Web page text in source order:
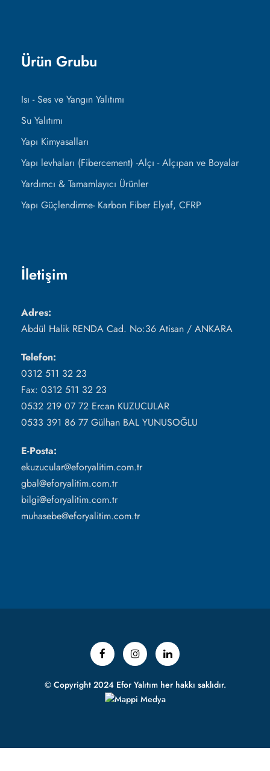
Ürün Grubu
Isı - Ses ve Yangın Yalıtımı
Su Yalıtımı
Yapı Kimyasalları
Yapı levhaları (Fibercement) -Alçı - Alçıpan ve Boyalar
Yardımcı & Tamamlayıcı Ürünler
Yapı Güçlendirme- Karbon Fiber Elyaf, CFRP
İletişim
Adres:
Abdül Halik RENDA Cad. No:36 Atisan / ANKARA
Telefon:
0312 511 32 23
Fax: 0312 511 32 23
0532 219 07 72 Ercan KUZUCULAR
0533 391 86 77 Gülhan BAL YUNUSOĞLU
E-Posta:
ekuzucular@eforyalitim.com.tr
gbal@eforyalitim.com.tr
bilgi@eforyalitim.com.tr
muhasebe@eforyalitim.com.tr
© Copyright 2024 Efor Yalıtım her hakkı saklıdır.